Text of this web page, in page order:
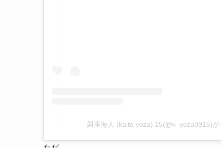
與座海人 (kaito yoza) 15(@k_yoza0915)が